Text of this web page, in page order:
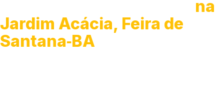
na
Jardim Acácia, Feira de
Santana‑BA